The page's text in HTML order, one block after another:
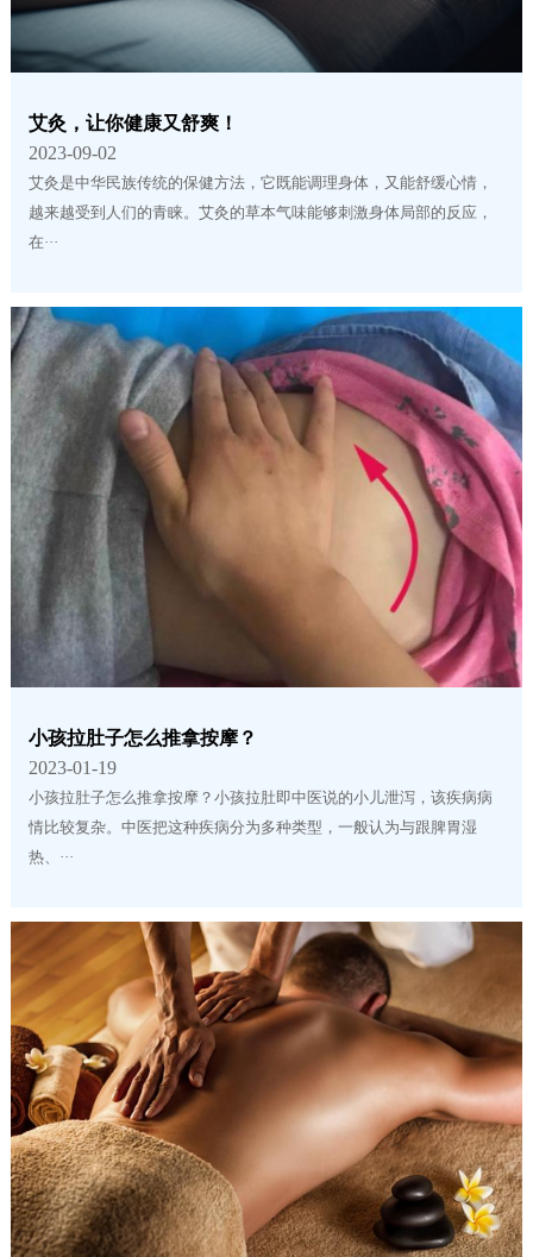
艾灸，让你健康又舒爽！
2023-09-02
艾灸是中华民族传统的保健方法，它既能调理身体，又能舒缓心情，
越来越受到人们的青睐。艾灸的草本气味能够刺激身体局部的反应，
在···
小孩拉肚子怎么推拿按摩？
2023-01-19
小孩拉肚子怎么推拿按摩？小孩拉肚即中医说的小儿泄泻，该疾病病
情比较复杂。中医把这种疾病分为多种类型，一般认为与跟脾胃湿
热、···